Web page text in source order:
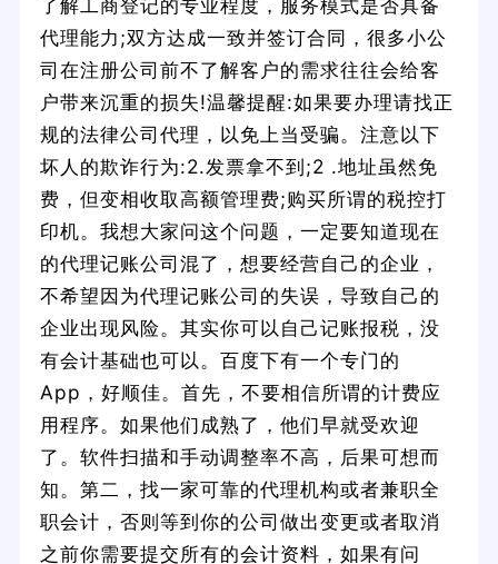
了解工商登记的专业程度，服务模式是否具备
代理能力;双方达成一致并签订合同，很多小公
司在注册公司前不了解客户的需求往往会给客
户带来沉重的损失!温馨提醒:如果要办理请找正
规的法律公司代理，以免上当受骗。注意以下
坏人的欺诈行为:2.发票拿不到;2 .地址虽然免
费，但变相收取高额管理费;购买所谓的税控打
印机。我想大家问这个问题，一定要知道现在
的代理记账公司混了，想要经营自己的企业，
不希望因为代理记账公司的失误，导致自己的
企业出现风险。其实你可以自己记账报税，没
有会计基础也可以。百度下有一个专门的
App，好顺佳。首先，不要相信所谓的计费应
用程序。如果他们成熟了，他们早就受欢迎
了。软件扫描和手动调整率不高，后果可想而
知。第二，找一家可靠的代理机构或者兼职全
职会计，否则等到你的公司做出变更或者取消
之前你需要提交所有的会计资料，如果有问